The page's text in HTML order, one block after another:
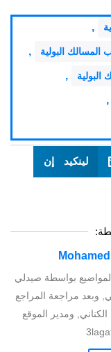
,
المسالك البولية ,
,
,
لينكيد إن
بواسطة صيدلي
وبعد مراجعة المراجع
ومدير الموقع